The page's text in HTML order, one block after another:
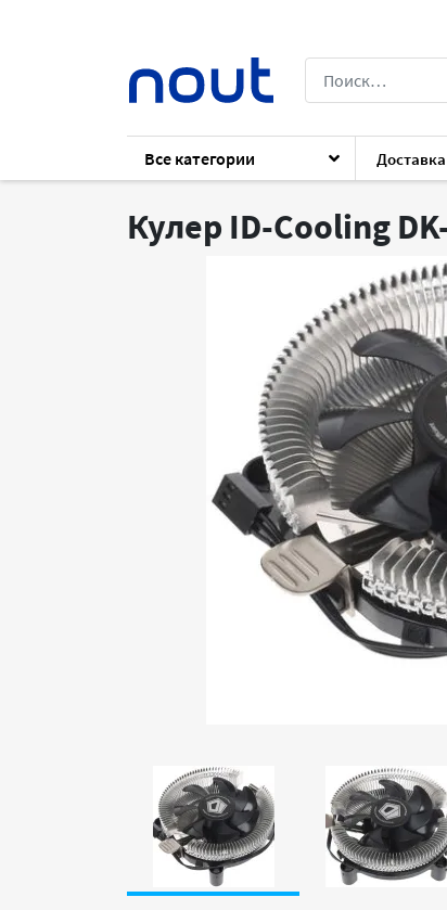
Все категории
Каталог Комплектующие
Кулер ID-Cooling